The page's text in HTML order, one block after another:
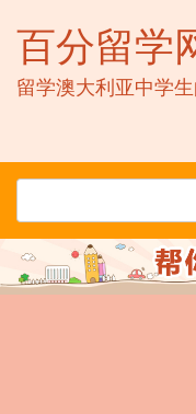
百分留学
留学澳大利亚中学